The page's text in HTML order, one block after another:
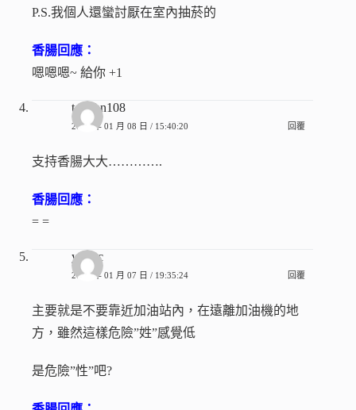
P.S.我個人還蠻討厭在室內抽菸的
香腸回應：
嗯嗯嗯~ 給你 +1
tgbyhn108
2010 年 01 月 08 日 / 15:40:20 回覆
支持香腸大大………….
香腸回應：
= =
yoatsc
2010 年 01 月 07 日 / 19:35:24 回覆
主要就是不要靠近加油站內，在遠離加油機的地
方，雖然這樣危險”姓”感覺低
是危險”性”吧?